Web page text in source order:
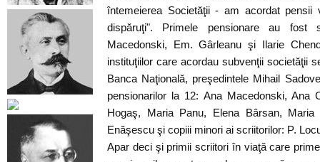
întemeierea Societăţii - am acordat pensii
dispăruţi". Primele pensionare au fost
Macedonski, Em. Gârleanu şi Ilarie
instituţiilor care acordau subvenţii societăţii
Banca Naţională, preşedintele Mihail
pensionarilor la 12: Ana Macedonski, Ana
Hogaş, Maria Panu, Elena Bârsan,
Enăşescu şi copiii minori ai scriitorilor: P.
Apar deci şi primii scriitori în viaţă care